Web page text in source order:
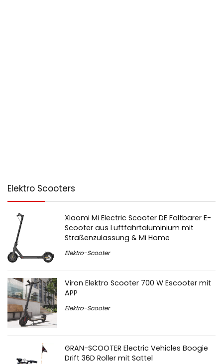
Elektro Scooters
Xiaomi Mi Electric Scooter DE Faltbarer E-
Scooter aus Luftfahrtaluminium mit
Straßenzulassung & Mi Home
Elektro-Scooter
Viron Elektro Scooter 700 W Escooter mit
APP
Elektro-Scooter
GRAN-SCOOTER Electric Vehicles Boogie
Drift 36D Roller mit Sattel